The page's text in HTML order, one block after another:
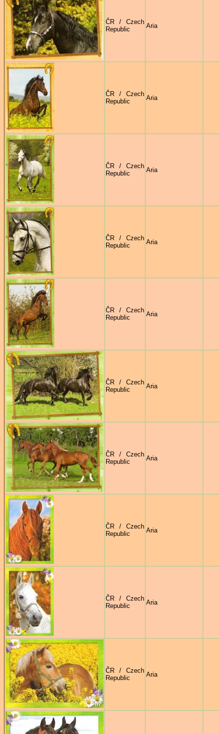
ČR / Czech
Republic
Aria
ČR / Czech
Republic
Aria
ČR / Czech
Republic
Aria
ČR / Czech
Republic
Aria
ČR / Czech
Republic
Aria
ČR / Czech
Republic
Aria
ČR / Czech
Republic
Aria
ČR / Czech
Republic
Aria
ČR / Czech
Republic
Aria
ČR / Czech
Republic
Aria